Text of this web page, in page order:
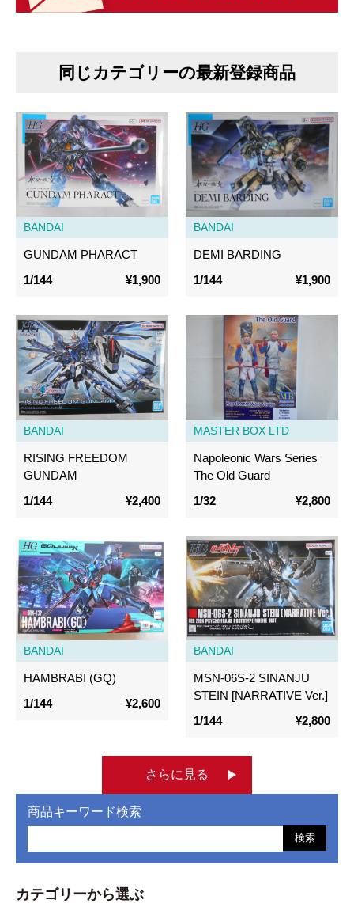
同じカテゴリーの最新登録商品
BANDAI
GUNDAM PHARACT
1/144
¥1,900
BANDAI
DEMI BARDING
1/144
¥1,900
BANDAI
RISING FREEDOM
GUNDAM
1/144
¥2,400
MASTER BOX LTD
Napoleonic Wars Series
The Old Guard
1/32
¥2,800
BANDAI
HAMBRABI (GQ)
1/144
¥2,600
BANDAI
MSN-06S-2 SINANJU
STEIN [NARRATIVE Ver.]
1/144
¥2,800
さらに見る
商品キーワード検索
検索
カテゴリーから選ぶ